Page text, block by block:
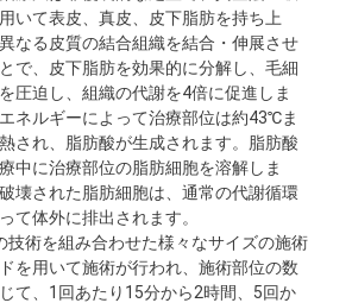
いて表皮、真皮、皮下脂肪を持ち上
なる皮質の結合組織を結合・伸展させ
で、皮下脂肪を効果的に分解し、毛細
圧迫し、組織の代謝を4倍に促進しま
ネルギーによって治療部位は約43℃ま
され、脂肪酸が生成されます。脂肪酸
中に治療部位の脂肪細胞を溶解しま
壊された脂肪細胞は、通常の代謝循環
て体外に排出されます。
技術を組み合わせた様々なサイズの施術
を用いて施術が行われ、施術部位の数
て、1回あたり15分から2時間、5回か